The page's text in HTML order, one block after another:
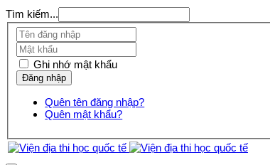
Tìm kiếm...
Ghi nhớ mật khẩu
Quên tên đăng nhập?
Quên mật khẩu?